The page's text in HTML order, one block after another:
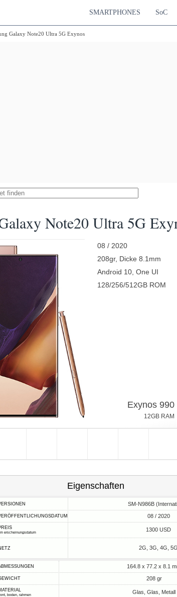
SMARTPHONES SoC
Galaxy Note20 Ultra 5G Exynos
Note20 Ultra 5G
08 / 2020
208gr, Dicke 8.1mm
Android 10, One UI
128/256/512GB ROM
Exynos 990
12GB RAM
Eigenschaften
SM-N986B
08 / 2020
erscheinungsdatum 1300 USD
2G, 3G, 4G, 5G
164.8 x 77.2 x 8.1
208 gr
boden, rahmen Glas, Glas, Metall